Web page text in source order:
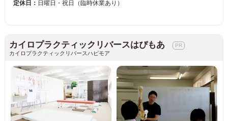
定休日： 日曜日・祝日（臨時休業あり）
カイロプラクティックリバースはぴもあ
カイロプラクティックリバースハピモア